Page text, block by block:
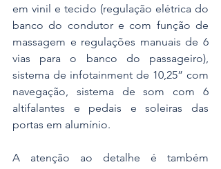
em vinil e tecido (regulação elétrica do
banco do condutor e com função de
massagem e regulações manuais de 6
vias para o banco do passageiro),
sistema de infotainment de 10,25” com
navegação, sistema de som com 6
altifalantes e pedais e soleiras das
portas em alumínio.
A atenção ao detalhe é também